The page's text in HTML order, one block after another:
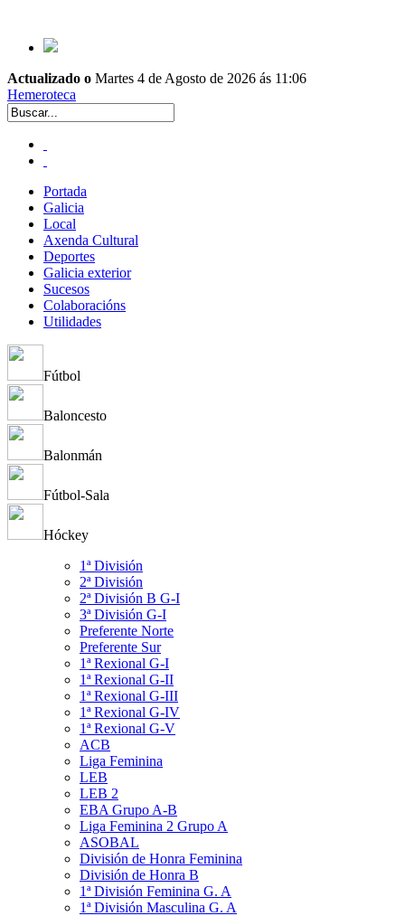
Actualizado o Martes 4 de Agosto de 2026 ás 11:06
Hemeroteca
Portada
Galicia
Local
Axenda Cultural
Deportes
Galicia exterior
Sucesos
Colaboracións
Utilidades
Fútbol
Baloncesto
Balonmán
Fútbol-Sala
Hóckey
1ª División
2ª División
2ª División B G-I
3ª División G-I
Preferente Norte
Preferente Sur
1ª Rexional G-I
1ª Rexional G-II
1ª Rexional G-III
1ª Rexional G-IV
1ª Rexional G-V
ACB
Liga Feminina
LEB
LEB 2
EBA Grupo A-B
Liga Feminina 2 Grupo A
ASOBAL
División de Honra Feminina
División de Honra B
1ª División Feminina G. A
1ª División Masculina G. A